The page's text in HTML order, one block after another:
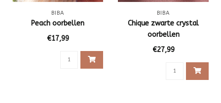
BIBA
Peach oorbellen
€17,99
BIBA
Chique zwarte crystal
oorbellen
€27,99